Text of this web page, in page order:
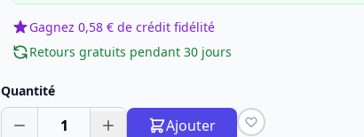
Gagnez 0,58 € de crédit fidélité
Retours gratuits pendant 30 jours
Quantité
1 Ajouter